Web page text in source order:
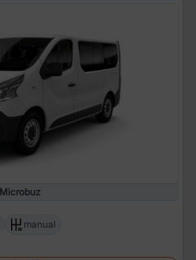
Microbuz
manual